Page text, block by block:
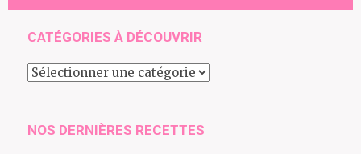
CATÉGORIES À DÉCOUVRIR
Catégories
NOS DERNIÈRES RECETTES